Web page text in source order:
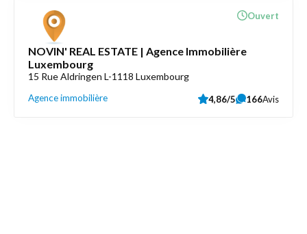
NOVIN' REAL ESTATE | Agence Immobilière
Luxembourg
15 Rue Aldringen L-1118 Luxembourg
Agence immobilière
Ouvert
4,86/5 166Avis